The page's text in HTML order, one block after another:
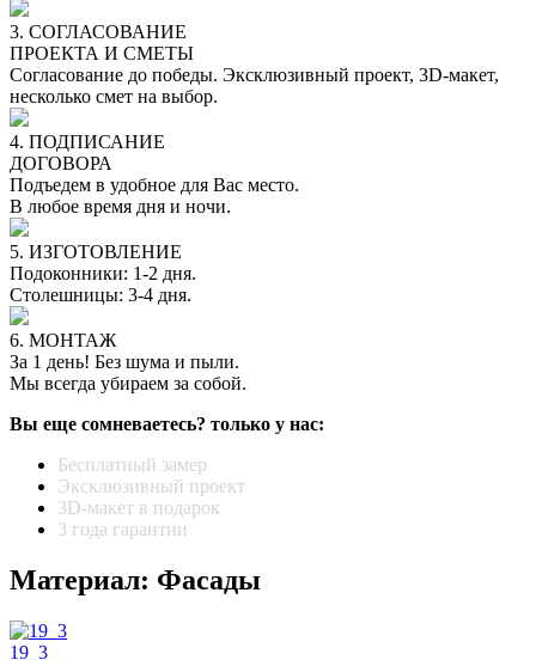
3. СОГЛАСОВАНИЕ
ПРОЕКТА И СМЕТЫ
Согласование до победы. Эксклюзивный проект, 3D-макет,
несколько смет на выбор.
4. ПОДПИСАНИЕ
ДОГОВОРА
Подъедем в удобное для Вас место.
В любое время дня и ночи.
5. ИЗГОТОВЛЕНИЕ
Подоконники: 1-2 дня.
Столешницы: 3-4 дня.
6. МОНТАЖ
За 1 день! Без шума и пыли.
Мы всегда убираем за собой.
Вы еще сомневаетесь? только у нас:
Бесплатный замер
Эксклюзивный проект
3D-макет в подарок
3 года гарантии
Материал: Фасады
19_3